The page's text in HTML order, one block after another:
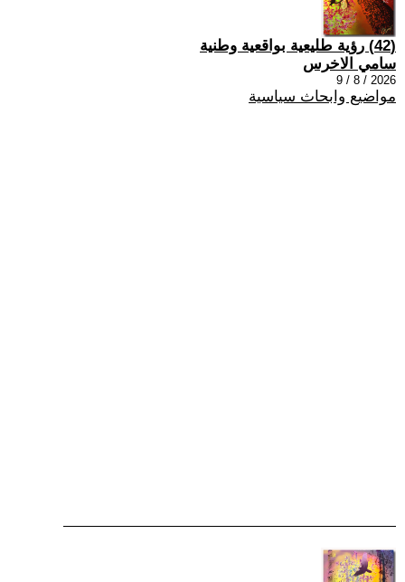
(42) رؤية طليعية بواقعية وطنية
سامي الاخرس
2026 / 8 / 9
مواضيع وابحاث سياسية